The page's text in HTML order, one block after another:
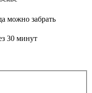
можно забрать
30 минут